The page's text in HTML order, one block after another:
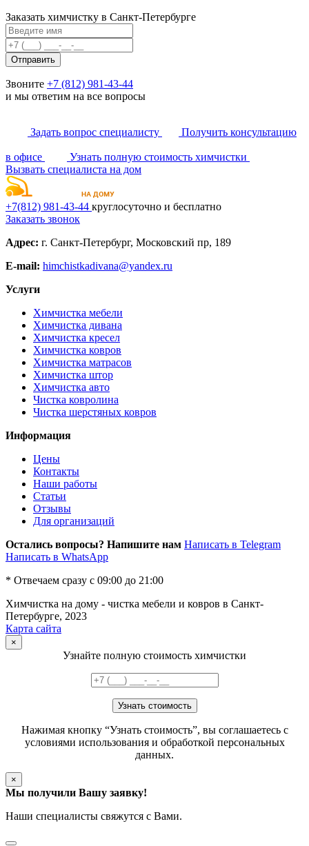
Заказать химчистку в Санкт-Петербурге
Отправить
Звоните +7 (812) 981-43-44
и мы ответим на все вопросы
Задать вопрос специалисту Получить консультацию
в офисе
Узнать полную стоимость химчистки
Вызвать специалиста на дом
+7(812) 981-43-44 круглосуточно и бесплатно
Заказать звонок
Адрес: г. Санкт-Петербург, Московский пр, 189
E-mail: himchistkadivana@yandex.ru
Услуги
Химчистка мебели
Химчистка дивана
Химчистка кресел
Химчистка ковров
Химчистка матрасов
Химчистка штор
Химчистка авто
Чистка ковролина
Чистка шерстяных ковров
Информация
Цены
Контакты
Наши работы
Статьи
Отзывы
Для организаций
Остались вопросы? Напишите нам Написать в Telegram
Написать в WhatsApp
* Отвечаем сразу с 09:00 до 21:00
Химчистка на дому - чистка мебели и ковров в Санкт-
Петербурге, 2023
Карта сайта
×
Узнайте полную стоимость химчистки
Узнать стоимость
Нажимая кнопку “Узнать стоимость”, вы соглашаетесь с
условиями использования и обработкой персональных
данных.
×
Мы получили Вашу заявку!
Наши специалисты свяжутся с Вами.